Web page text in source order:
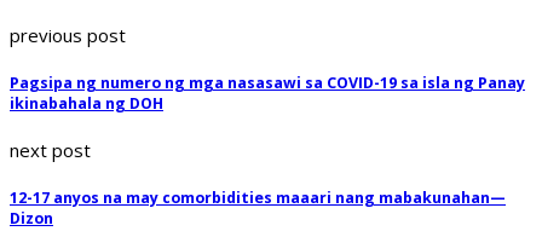
previous post
Pagsipa ng numero ng mga nasasawi sa COVID-19 sa isla ng Panay
ikinabahala ng DOH
next post
12-17 anyos na may comorbidities maaari nang mabakunahan—
Dizon